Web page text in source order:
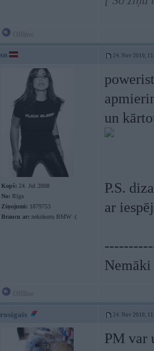
sn 24. Nov 2010,
Kopš: 24. Jul 2008
No: Rīga
Ziņojumi: 1879753
Braucu ar: nekrāsotu BMW :(
un
P.S.
ar
rosigais 24. Nov 2010,
PM var